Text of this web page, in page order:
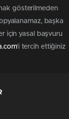
gösterilmeden
başka
için yasal başvuru
'i tercih ettiğiniz